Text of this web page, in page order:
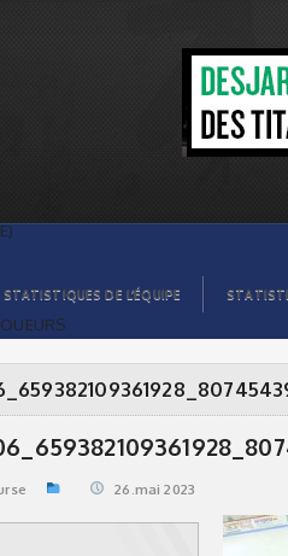
STATISTIQUES DE L’ÉQUIPE
26.mai 2023